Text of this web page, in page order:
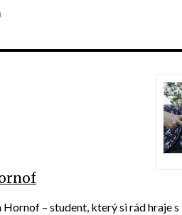
Hornof – student, který si rád hraje